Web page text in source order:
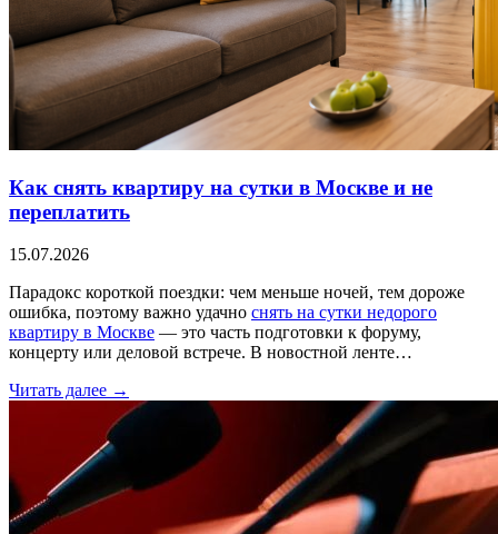
Как снять квартиру на сутки в Москве и не
переплатить
15.07.2026
Парадокс короткой поездки: чем меньше ночей, тем дороже
ошибка, поэтому важно удачно снять на сутки недорого
квартиру в Москве — это часть подготовки к форуму,
концерту или деловой встрече. В новостной ленте…
Читать далее →